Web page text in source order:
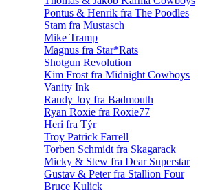
Pontus & Henrik fra The Poodles
Stam fra Mustasch
Mike Tramp
Magnus fra Star*Rats
Shotgun Revolution
Kim Frost fra Midnight Cowboys
Vanity Ink
Randy Joy fra Badmouth
Ryan Roxie fra Roxie77
Heri fra Týr
Troy Patrick Farrell
Torben Schmidt fra Skagarack
Micky & Stew fra Dear Superstar
Gustav & Peter fra Stallion Four
Bruce Kulick